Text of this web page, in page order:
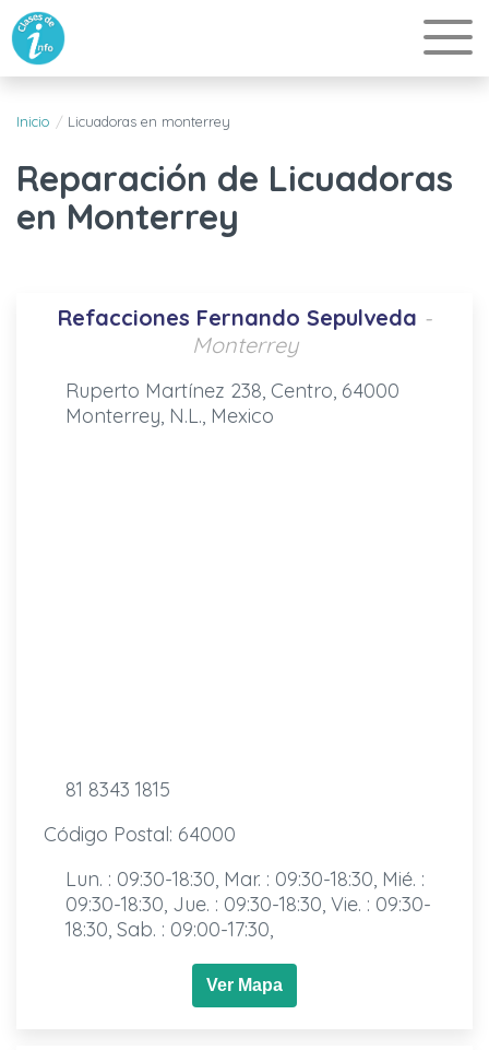
Inicio Licuadoras en monterrey
Reparación de Licuadoras
en Monterrey
Refacciones Fernando Sepulveda -
Monterrey
Ruperto Martínez 238, Centro, 64000
Monterrey, N.L., Mexico
81 8343 1815
Código Postal: 64000
Lun. : 09:30-18:30, Mar. : 09:30-18:30, Mié. :
09:30-18:30, Jue. : 09:30-18:30, Vie. : 09:30-
18:30, Sab. : 09:00-17:30,
Ver Mapa